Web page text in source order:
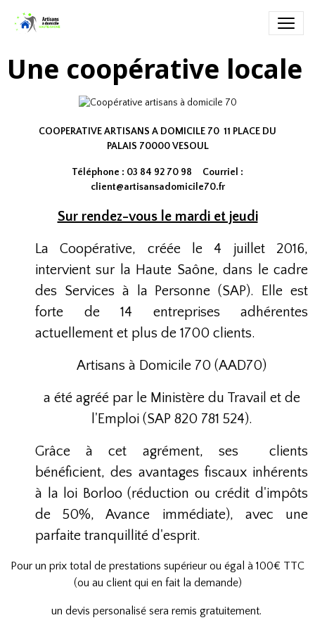
Une coopérative locale
COOPERATIVE ARTISANS A DOMICILE 70 11 PLACE DU
PALAIS 70000 VESOUL
Téléphone : 03 84 92 70 98 Courriel :
client@artisansadomicile70.fr
Sur rendez-vous le mardi et jeudi
La Coopérative, créée le 4 juillet 2016,
intervient sur la Haute Saône, dans le cadre
des Services à la Personne (SAP). Elle est
forte de 14 entreprises adhérentes
actuellement et plus de 1700 clients.
Artisans à Domicile 70 (AAD70)
a été agréé par le Ministère du Travail et de
l'Emploi (SAP 820 781 524).
Grâce à cet agrément, ses clients
bénéficient, des avantages fiscaux inhérents
à la loi Borloo (réduction ou crédit d'impôts
de 50%, Avance immédiate), avec une
parfaite tranquillité d'esprit.
Pour un prix total de prestations supérieur ou égal à 100€ TTC
(ou au client qui en fait la demande)
un devis personalisé sera remis gratuitement.